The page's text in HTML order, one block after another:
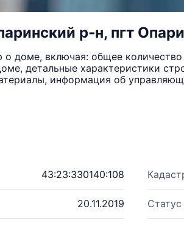
р-н, пгт
доме, включая: общее количество
детальные характеристики
информация об
43:23:330140:108
20.11.2019 Статус